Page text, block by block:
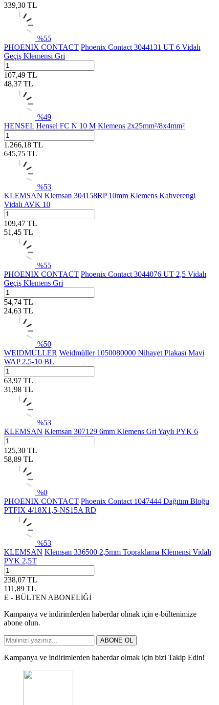
339,30 TL
%55
PHOENIX CONTACT Phoenix Contact 3044131 UT 6 Vidalı
Geçiş Klemensi Gri
107,49 TL
48,37 TL
%49
HENSEL Hensel FC N 10 M Klemens 2x25mm²/8x4mm²
1.266,18 TL
645,75 TL
%53
KLEMSAN Klemsan 304158RP 10mm Klemens Kahverengi
Vidalı AVK 10
109,47 TL
51,45 TL
%55
PHOENIX CONTACT Phoenix Contact 3044076 UT 2,5 Vidalı
Geçiş Klemens Gri
54,74 TL
24,63 TL
%50
WEIDMULLER Weidmüller 1050080000 Nihayet Plakası Mavi
WAP 2,5-10 BL
63,97 TL
31,98 TL
%53
KLEMSAN Klemsan 307129 6mm Klemens Gri Yaylı PYK 6
125,30 TL
58,89 TL
%0
PHOENIX CONTACT Phoenix Contact 1047444 Dağıtım Bloğu
PTFIX 4/18X1,5-NS15A RD
%53
KLEMSAN Klemsan 336500 2,5mm Topraklama Klemensi Vidalı
PYK 2,5T
238,07 TL
111,89 TL
E - BÜLTEN ABONELİĞİ
Kampanya ve indirimlerden haberdar olmak için e-bültenimize
abone olun.
ABONE OL
Kampanya ve indirimlerden haberdar olmak için bizi Takip Edin!